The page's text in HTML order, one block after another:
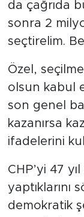
da çağrıda
sonra 2
seçtirelim.
Özel,
olsun kabul
son genel
kazanırsa
ifadelerini
CHP’yi 47
yaptıklarını
demokratik